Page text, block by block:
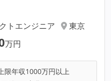
トエンジニア
東京
万円
限年収1000万円以上